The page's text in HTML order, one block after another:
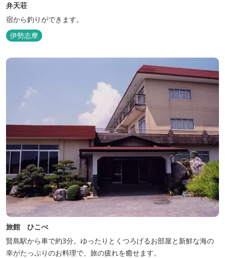
弁天荘
宿から釣りができます。
伊勢志摩
旅館 ひこべ
賢島駅から車で約3分。ゆったりとくつろげるお部屋と新鮮な海の
幸がたっぷりのお料理で、旅の疲れを癒せます。